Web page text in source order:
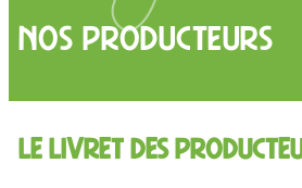
Nos producteurs
le livret des